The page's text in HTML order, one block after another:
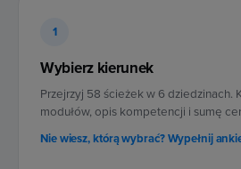
1
Wybierz kierunek
Przejrzyj 58 ścieżek w 6 dziedzinach.
modułów, opis kompetencji i sumę
Nie wiesz, którą wybrać? Wypełnij